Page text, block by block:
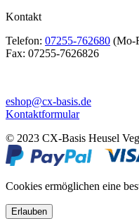
Kontakt
Telefon: 07255-762680 (Mo-
Fax: 07255-7626826
eshop@cx-basis.de
Kontaktformular
© 2023 CX-Basis Heusel
Cookies ermöglichen eine
Erlauben